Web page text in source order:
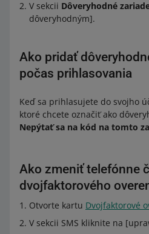
V sekcii Dôveryhodné
dôveryhodným].
Ako pridať
počas prihlasovania
Keď sa prihlasujete do svojho
ktoré chcete označiť ako
Nepýtať sa na kód na tomto
Ako zmeniť telefónne
dvojfaktorového
Otvorte kartu Dvojfaktorové
V sekcii SMS kliknite na